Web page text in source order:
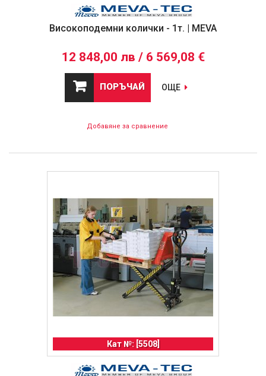
Високоподемни колички - 1т. | MEVA
12 848,00 лв / 6 569,08 €
ПОРЪЧАЙ ОЩЕ
Добавяне за сравнение
Кат №: [5508]